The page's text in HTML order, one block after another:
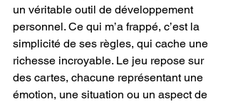
un véritable outil de développement
personnel. Ce qui m’a frappé, c’est la
simplicité de ses règles, qui cache une
richesse incroyable. Le jeu repose sur
des cartes, chacune représentant une
émotion, une situation ou un aspect de